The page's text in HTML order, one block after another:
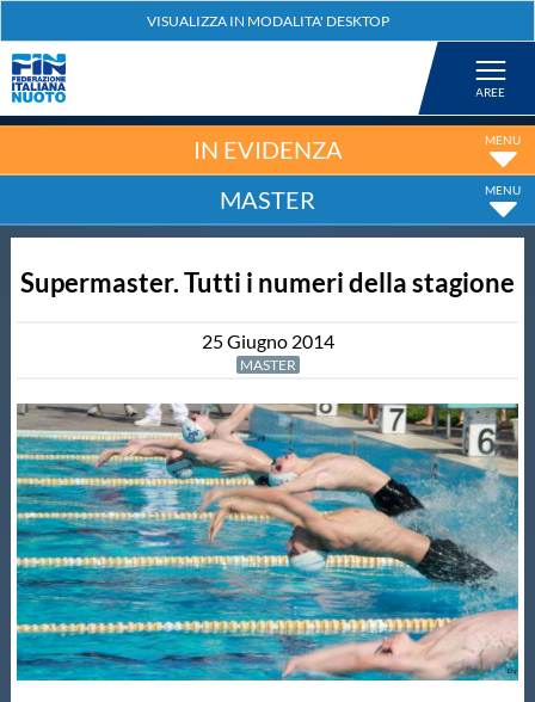
Nuoto
Tuffi
Fondo
Salvamento
Master
Formazione
IN EVIDENZA
MASTER
Supermaster. Tutti i numeri della stagione
25Giugno 2014
MASTER